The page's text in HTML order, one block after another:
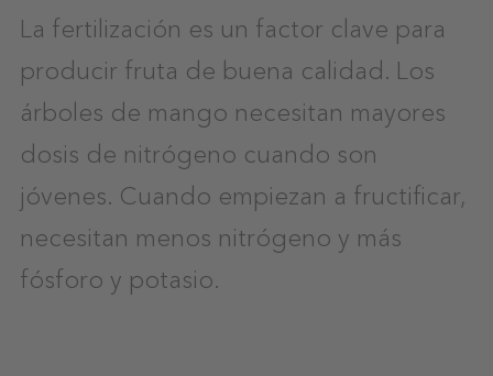
La fertilización es un factor clave para
producir fruta de buena calidad. Los
árboles de mango necesitan mayores
dosis de nitrógeno cuando son
jóvenes. Cuando empiezan a fructificar,
necesitan menos nitrógeno y más
fósforo y potasio.